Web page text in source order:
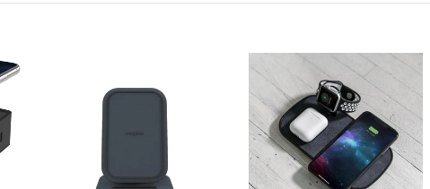
401304098
牌
Mophie
｜
409903626